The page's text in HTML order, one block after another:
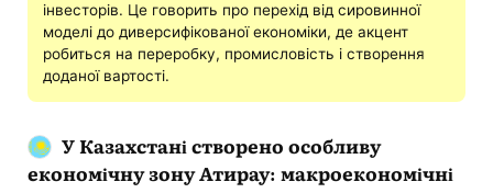
інвесторів. Це говорить про перехід від сировинної
моделі до диверсифікованої економіки, де акцент
робиться на переробку, промисловість і створення
доданої вартості.
У Казахстані створено особливу
економічну зону Атирау: макроекономічні